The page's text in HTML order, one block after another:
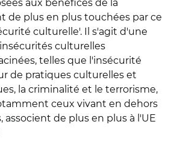
aux bénéfices de la
de plus en plus touchées par ce
culturelle'. Il s'agit d'une
culturelles
telles que l'insécurité
de pratiques culturelles et
la criminalité et le terrorisme,
ceux vivant en dehors
associent de plus en plus à l'UE